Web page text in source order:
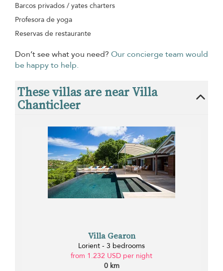
Barcos privados / yates charters
Profesora de yoga
Reservas de restaurante
Don’t see what you need? Our concierge team would
be happy to help.
These villas are near Villa
Chanticleer
Villa Gearon
Lorient - 3 bedrooms
from 1.232 USD per night
0 km